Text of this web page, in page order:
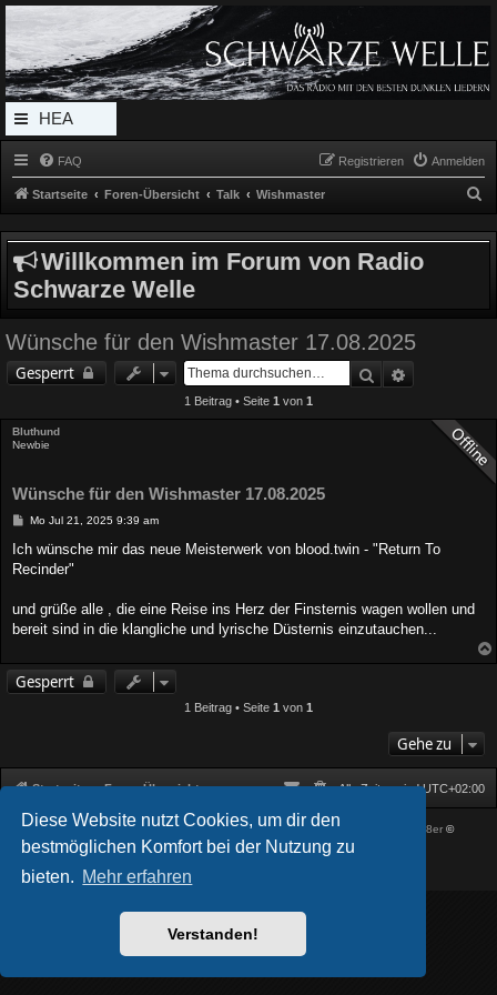
Diese Website nutzt Cookies, um dir den
bestmöglichen Komfort bei der Nutzung zu
bieten. Mehr erfahren
Verstanden!
Radio Schwarze Welle Forum
Das Radio mit den Besten Dunklen Liedern
HEA
DERL
MEN
U
FAQ Anmelden
Registrieren
Startseite Foren-Übersicht Talk Wishmaster
c
Willkommen im Forum von Radio
Schwarze Welle
Wünsche für den Wishmaster 17.08.2025
Gesperrt Suche
1 Beitrag • Seite 1 von 1
Bluthund
Newbie
Wünsche für den Wishmaster 17.08.2025
B
i
r
Mo Jul 21, 2025 9:39 am
Ich wünsche mir das neue Meisterwerk von blood.twin - "Return To
Recinder"
und grüße alle , die eine Reise ins Herz der Finsternis wagen wollen und
bereit sind in die klangliche und lyrische Düsternis einzutauchen...
Gesperrt
1 Beitrag • Seite 1 von 1
Gehe zu
Startseite Foren-Übersicht Alle Zeiten sindUTC+02:00
Powered byphpBB® Forum Software © phpBB Limited| DVGFX by: Prosk8er©
Deutsche Übersetzung durchphpBB.de
Datenschutz